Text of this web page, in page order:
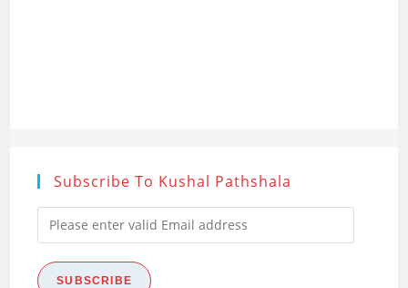
Subscribe To Kushal Pathshala
Please
enter
validSUBSCRIBE